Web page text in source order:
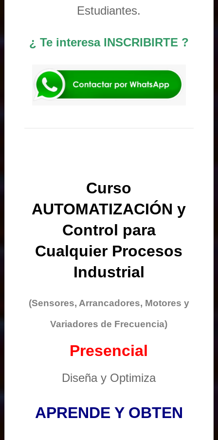
Estudiantes.
¿ Te interesa INSCRIBIRTE ?
Curso
AUTOMATIZACIÓN y
Control para
Cualquier Procesos
Industrial
(Sensores, Arrancadores, Motores y
Variadores de Frecuencia)
Presencial
Diseña y Optimiza
APRENDE Y OBTEN